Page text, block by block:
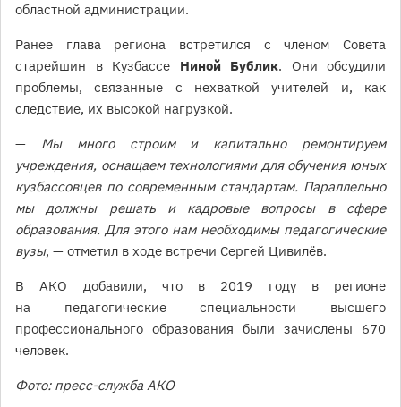
областной администрации.
Ранее глава региона встретился с членом Совета
старейшин в Кузбассе Ниной Бублик. Они обсудили
проблемы, связанные с нехваткой учителей и, как
следствие, их высокой нагрузкой.
— Мы много строим и капитально ремонтируем
учреждения, оснащаем технологиями для обучения юных
кузбассовцев по современным стандартам. Параллельно
мы должны решать и кадровые вопросы в сфере
образования. Для этого нам необходимы педагогические
вузы, — отметил в ходе встречи Сергей Цивилёв.
В АКО добавили, что в 2019 году в регионе
на педагогические специальности высшего
профессионального образования были зачислены 670
человек.
Фото: пресс-служба АКО